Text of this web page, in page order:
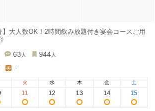
】大人数OK！2時間飲み放題付き宴会コースご用
63 人 944 人
-
火
11
水
12
木
13
金
14
土
15